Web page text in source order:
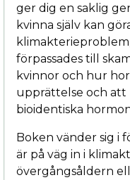
ger dig en saklig
kvinna själv kan
förpassades till
kvinnor och hur
upprättelse och att
bioidentiska
Boken vänder sig i
är på väg in i
övergångsåldern